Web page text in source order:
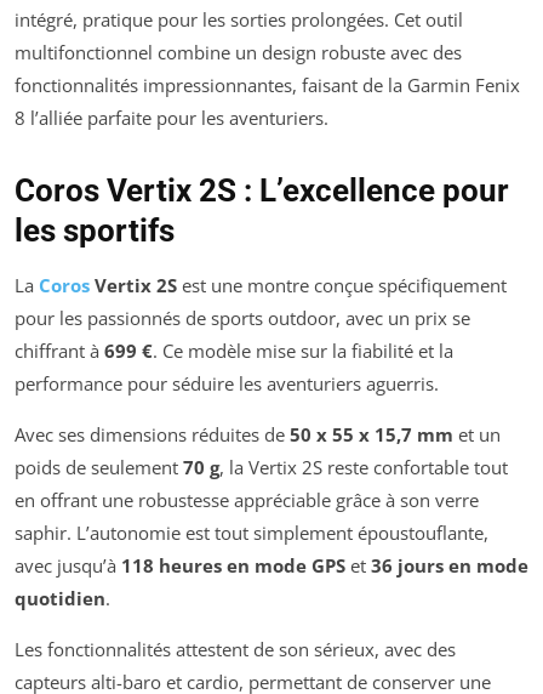
intégré, pratique pour les sorties prolongées. Cet outil
multifonctionnel combine un design robuste avec des
fonctionnalités impressionnantes, faisant de la Garmin Fenix
8 l’alliée parfaite pour les aventuriers.
Coros Vertix 2S : L’excellence pour
les sportifs
La Coros Vertix 2S est une montre conçue spécifiquement
pour les passionnés de sports outdoor, avec un prix se
chiffrant à 699 €. Ce modèle mise sur la fiabilité et la
performance pour séduire les aventuriers aguerris.
Avec ses dimensions réduites de 50 x 55 x 15,7 mm et un
poids de seulement 70 g, la Vertix 2S reste confortable tout
en offrant une robustesse appréciable grâce à son verre
saphir. L’autonomie est tout simplement époustouflante,
avec jusqu’à 118 heures en mode GPS et 36 jours en mode
quotidien.
Les fonctionnalités attestent de son sérieux, avec des
capteurs alti-baro et cardio, permettant de conserver une